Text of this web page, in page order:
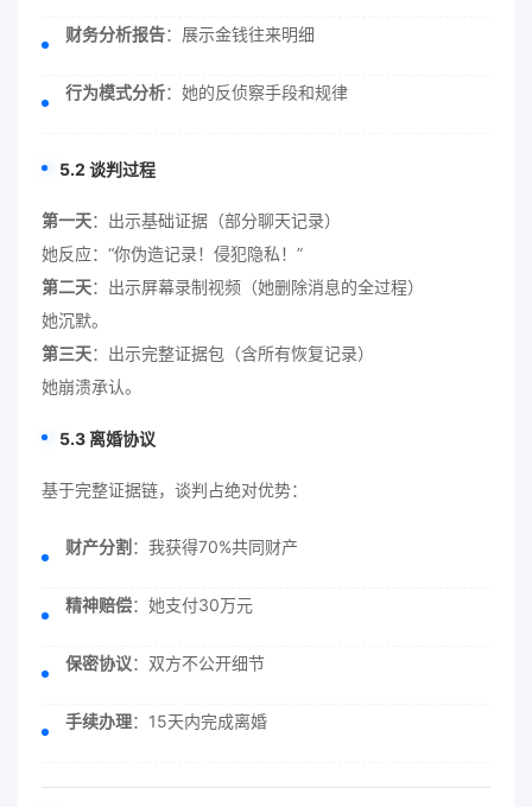
财务分析报告：展示金钱往来明细
行为模式分析：她的反侦察手段和规律
5.2 谈判过程
第一天：出示基础证据（部分聊天记录）
她反应：“你伪造记录！侵犯隐私！”
第二天：出示屏幕录制视频（她删除消息的全过程）
她沉默。
第三天：出示完整证据包（含所有恢复记录）
她崩溃承认。
5.3 离婚协议
基于完整证据链，谈判占绝对优势：
财产分割 ：我获得70%共同财产
精神赔偿：她支付30万元
保密协议：双方不公开细节
手续办理：15天内完成离婚